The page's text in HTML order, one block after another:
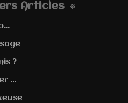
Articles
?
...